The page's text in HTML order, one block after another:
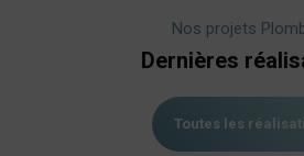
Nos projets
Dernières
Toutes les